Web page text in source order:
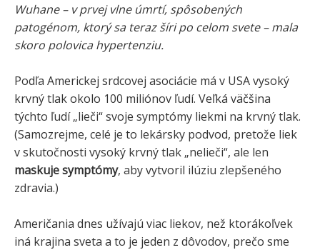
Wuhane – v prvej vlne úmrtí, spôsobených
patogénom, ktorý sa teraz šíri po celom svete – mala
skoro polovica hypertenziu.
Podľa Americkej srdcovej asociácie má v USA vysoký
krvný tlak okolo 100 miliónov ľudí. Veľká väčšina
týchto ľudí „lieči“ svoje symptómy liekmi na krvný tlak.
(Samozrejme, celé je to lekársky podvod, pretože liek
v skutočnosti vysoký krvný tlak „nelieči“, ale len
maskuje symptómy, aby vytvoril ilúziu zlepšeného
zdravia.)
Američania dnes užívajú viac liekov, než ktorákoľvek
iná krajina sveta a to je jeden z dôvodov, prečo sme